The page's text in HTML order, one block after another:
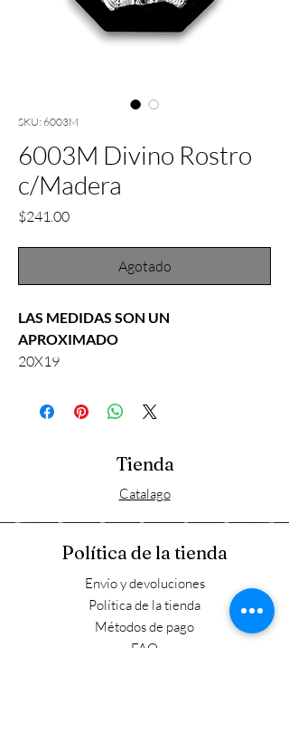
SKU: 6003M
6003M Divino Rostro
c/Madera
$241.00Precio
Agotado
LAS MEDIDAS SON UN
APROXIMADO
20X19
Tienda
Catalago
Política de la tienda
Envío y devoluciones
Política de la tienda
Métodos de pago
FAQ